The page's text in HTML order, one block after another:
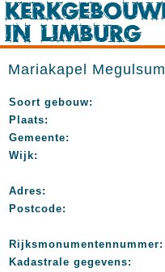
Mariakapel Megulsum
Soort gebouw:
Plaats:
Gemeente:
Wijk:
Adres:
Postcode:
Rijksmonumentennummer:
Kadastrale gegevens: